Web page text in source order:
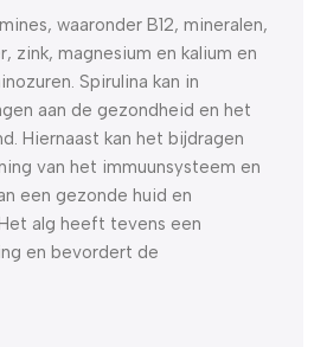
waaronder B12, mineralen,
zink, magnesium en kalium en
Spirulina kan in
aan de gezondheid en het
Hiernaast kan het bijdragen
van het immuunsysteem en
een gezonde huid en
alg heeft tevens een
en bevordert de